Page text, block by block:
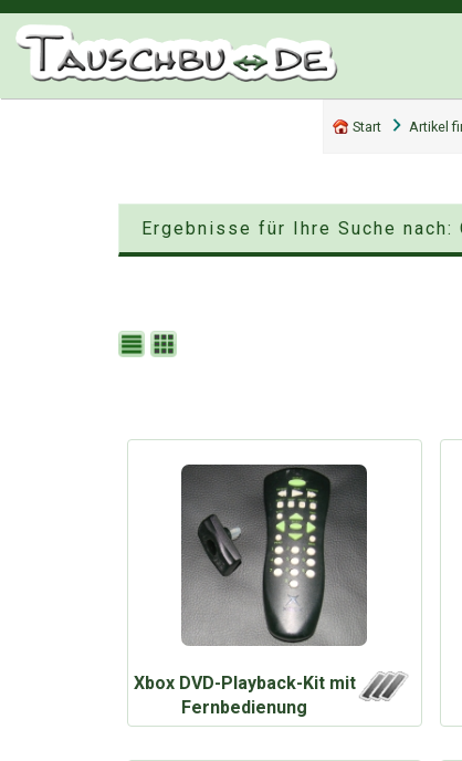
Start Artikel
Ergebnisse für Ihre Suche
Xbox DVD-Playback-Kit mit
Fernbedienung